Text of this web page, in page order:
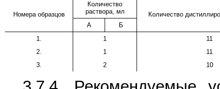
Номера образцов
Количество
раствора, мл
Количество
А
Б
1.
1
11
2.
1
11
3.
2 10